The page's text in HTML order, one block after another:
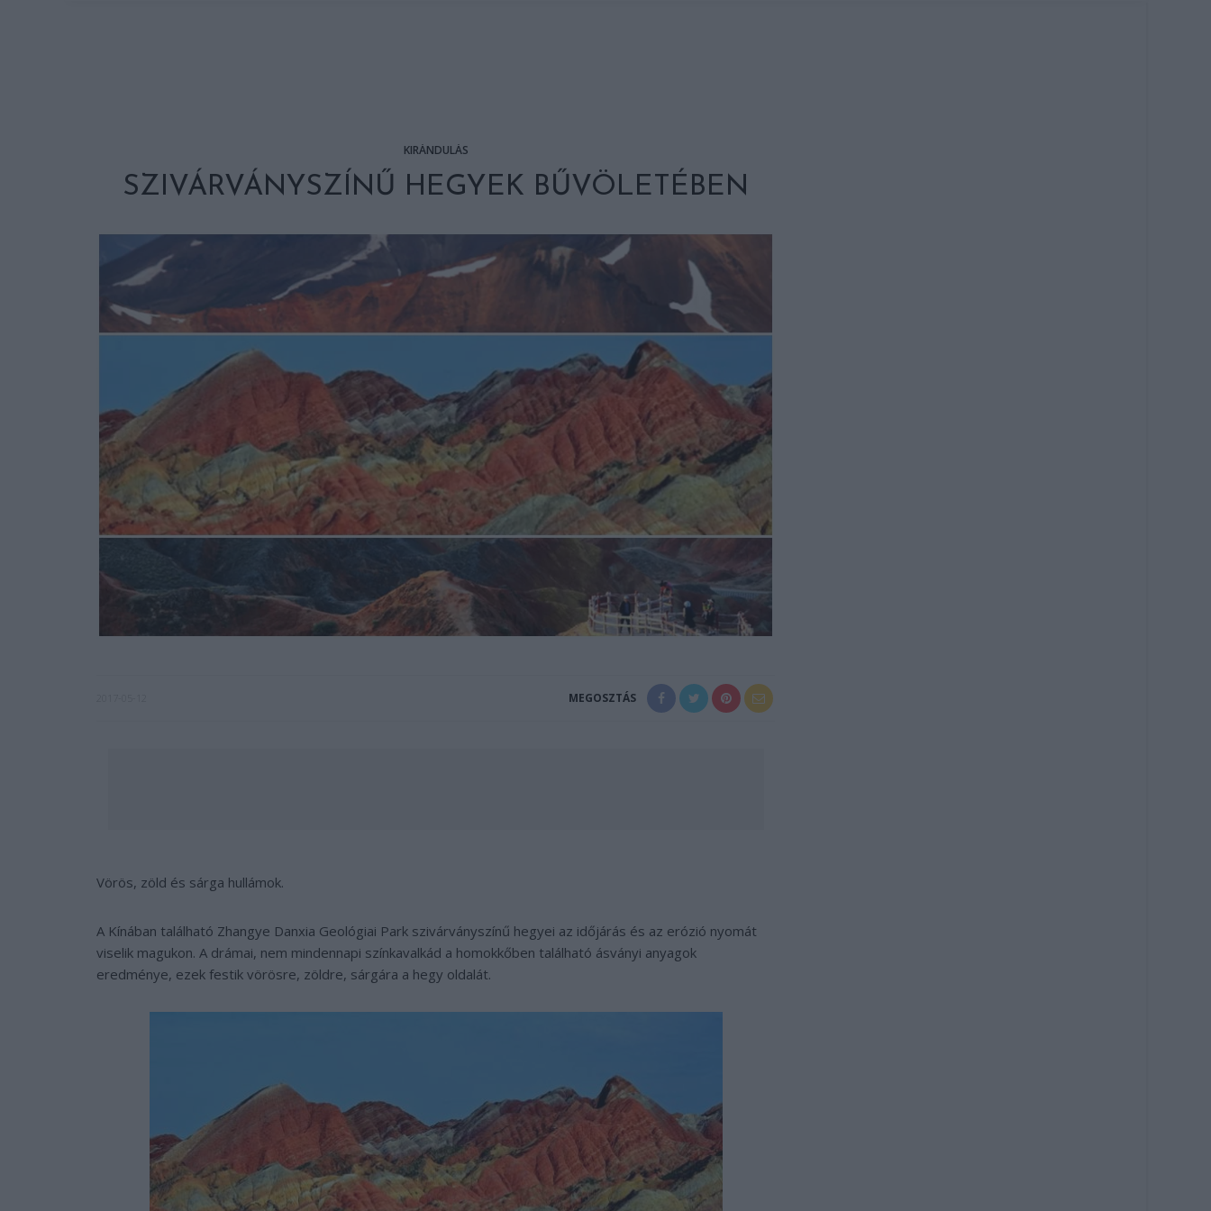
KIRÁNDULÁS
SZIVÁRVÁNYSZÍNŰ HEGYEK BŰVÖLETÉBEN
MEGOSZTÁS
Vörös, zöld és sárga hullámok.
A Kínában található Zhangye Danxia Geológiai Park szivárványszínű hegyei az időjárás és az erózió nyomát
viselik magukon. A drámai, nem mindennapi színkavalkád a homokkőben található ásványi anyagok
eredménye, ezek festik vörösre, zöldre, sárgára a hegy oldalát.